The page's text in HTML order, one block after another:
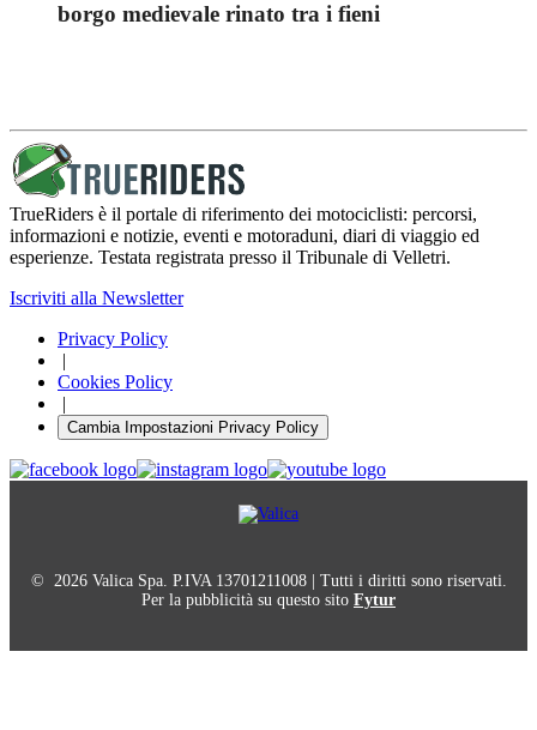
borgo medievale rinato tra i fieni
TrueRiders è il portale di riferimento dei motociclisti: percorsi,
informazioni e notizie, eventi e motoraduni, diari di viaggio ed
esperienze. Testata registrata presso il Tribunale di Velletri.
Iscriviti alla Newsletter
Privacy Policy
|
Cookies Policy
|
Cambia Impostazioni Privacy Policy
© 2026 Valica Spa. P.IVA 13701211008 | Tutti i diritti sono riservati.
Per la pubblicità su questo sito Fytur